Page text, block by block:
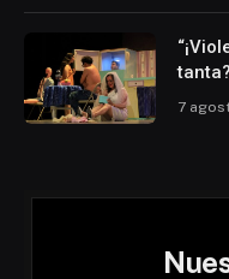
tanta?
7